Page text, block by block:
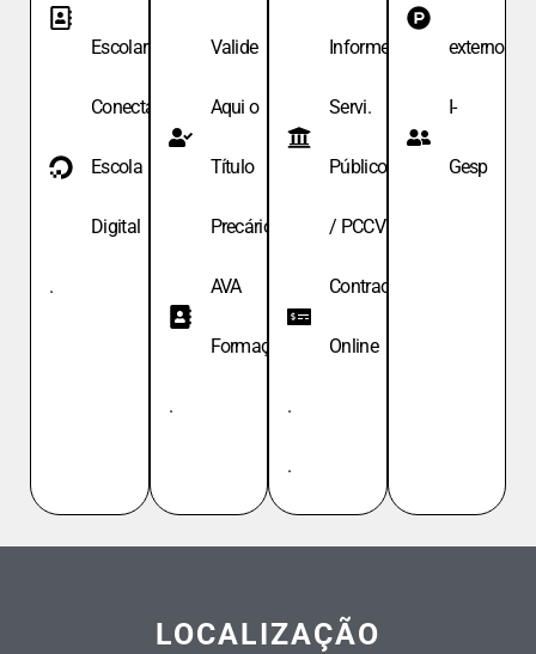
Escolar
Conecta
Escola
Digital
.
Valide
Aqui o
Título
Precário
AVA
Formação
.
Informe
Servi.
Públicos
/ PCCV
Contracheque
Online
.
.
externo
I-
Gesp
LOCALIZAÇÃO